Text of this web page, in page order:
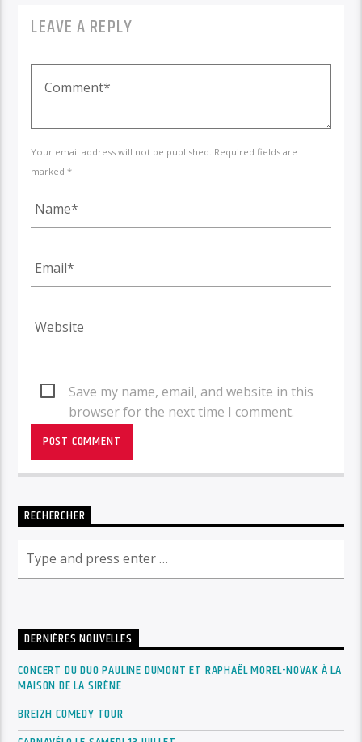
LEAVE A REPLY
Your email address will not be published. Required fields are
marked *
Save my name, email, and website in this
browser for the next time I comment.
RECHERCHER
DERNIÈRES NOUVELLES
CONCERT DU DUO PAULINE DUMONT ET RAPHAËL MOREL-NOVAK À LA
MAISON DE LA SIRÈNE
BREIZH COMEDY TOUR